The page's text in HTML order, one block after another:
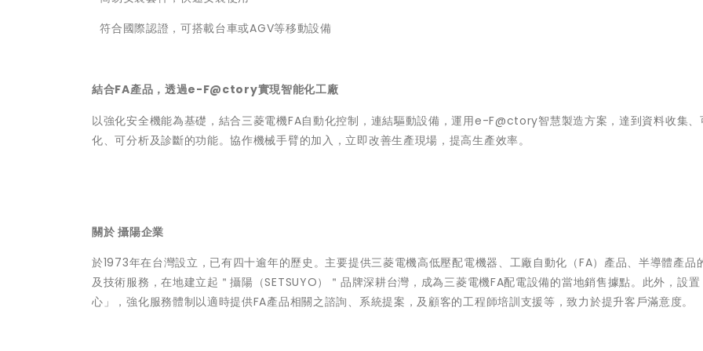
 符合國際認證，可搭載台車或AGV等移動設備
結合FA產品，透過e-F@ctory實現智能化工廠
以強化安全機能為基礎，結合三菱電機FA自動化控制，連結驅動設備，運用e-F@ctory智慧製造方案，達到資料收集、
化、可分析及診斷的功能。協作機械手臂的加入，立即改善生產現場，提高生產效率。
關於 攝陽企業
於1973年在台灣設立，已有四十逾年的歷史。主要提供三菱電機高低壓配電機器、工廠自動化（FA）產品、半導體產品
及技術服務，在地建立起＂攝陽（SETSUYO）＂品牌深耕台灣，成為三菱電機FA配電設備的當地銷售據點。此外，設置
心」，強化服務體制以適時提供FA產品相關之諮詢、系統提案，及顧客的工程師培訓支援等，致力於提升客戶滿意度。